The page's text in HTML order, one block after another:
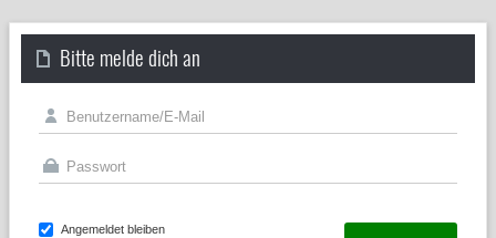
Bitte melde dich an
Angemeldet bleiben